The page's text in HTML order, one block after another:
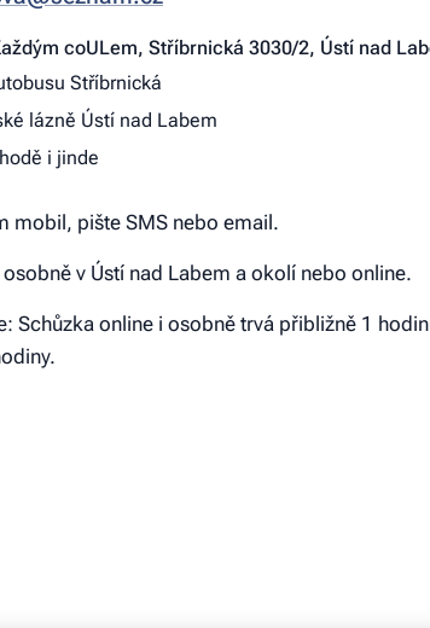
coULem, Stříbrnická 3030/2, Ústí nad
Stříbrnická
lázně Ústí nad Labem
i jinde
mobil, pište SMS nebo email.
v Ústí nad Labem a okolí nebo online.
Schůzka online i osobně trvá přibližně 1